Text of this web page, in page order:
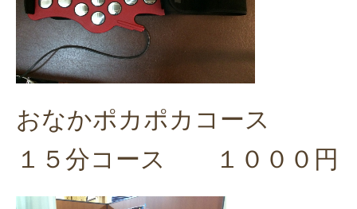
おなかポカポカコース
１５分コース １０００円